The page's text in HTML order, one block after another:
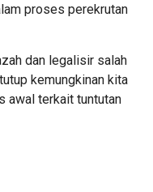
proses perekrutan
dan legalisir salah
kemungkinan kita
awal terkait tuntutan